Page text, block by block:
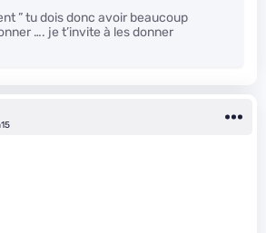
” tu dois donc avoir beaucoup
…. je t’invite à les donner